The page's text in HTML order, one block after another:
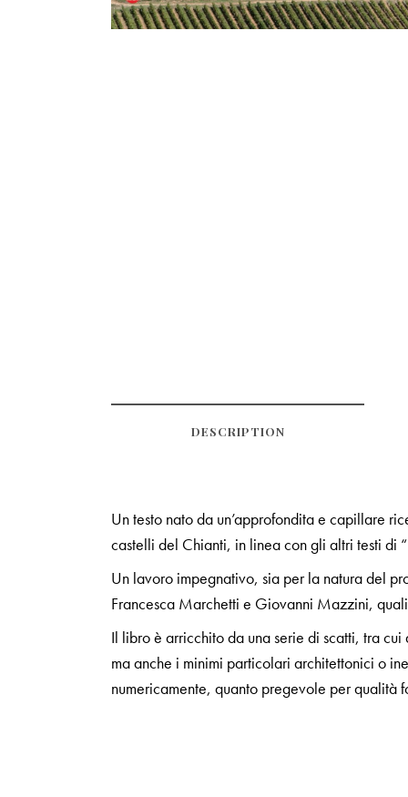
DESCRIPTION
Un testo nato da un’approfondita e capillare
castelli del Chianti, in linea con gli altri testi di
Un lavoro impegnativo, sia per la natura del
Francesca Marchetti e Giovanni Mazzini,
Il libro è arricchito da una serie di scatti, tra
ma anche i minimi particolari architettonici o
numericamente, quanto pregevole per qualità